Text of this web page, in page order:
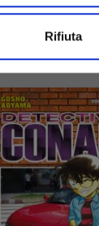
Rifiuta
21/10/2025